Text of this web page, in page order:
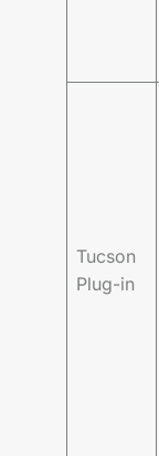
Tucson
Plug-in